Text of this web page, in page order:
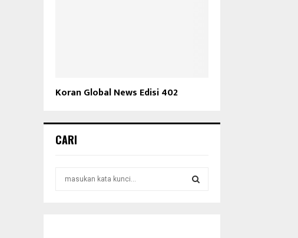
Koran Global News Edisi 402
CARI